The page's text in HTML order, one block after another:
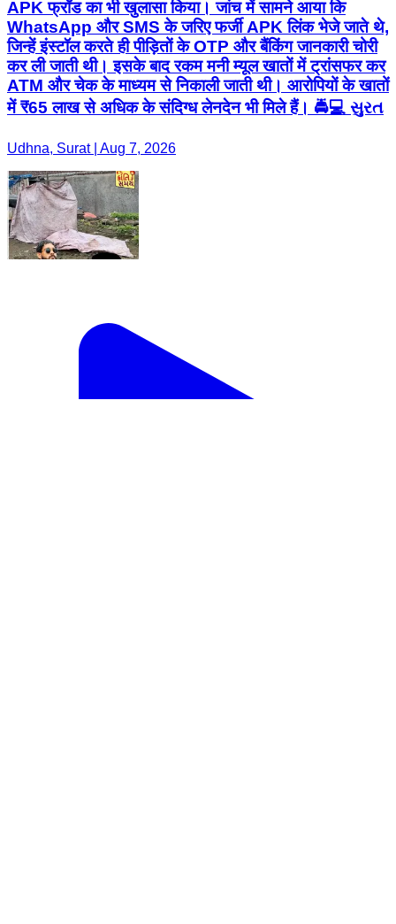
APK फ्रॉड का भी खुलासा किया। जांच में सामने आया कि
WhatsApp और SMS के जरिए फर्जी APK लिंक भेजे जाते थे,
जिन्हें इंस्टॉल करते ही पीड़ितों के OTP और बैंकिंग जानकारी चोरी
कर ली जाती थी। इसके बाद रकम मनी म्यूल खातों में ट्रांसफर कर
ATM और चेक के माध्यम से निकाली जाती थी। आरोपियों के खातों
में ₹65 लाख से अधिक के संदिग्ध लेनदेन भी मिले हैं। 🚔💻 સુરત
Udhna, Surat | Aug 7, 2026